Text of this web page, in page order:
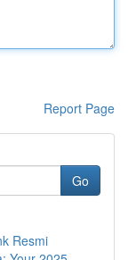
Report Page
Go
Resmi